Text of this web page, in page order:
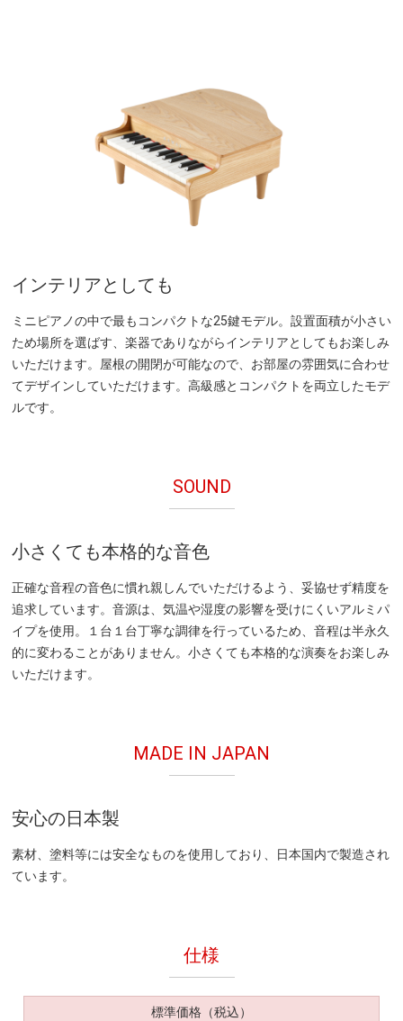
インテリアとしても
ミニピアノの中で最もコンパクトな25鍵モデル。設置面積が小さい
ため場所を選ばす、楽器でありながらインテリアとしてもお楽しみ
いただけます。屋根の開閉が可能なので、お部屋の雰囲気に合わせ
てデザインしていただけます。高級感とコンパクトを両立したモデ
ルです。
SOUND
小さくても本格的な音色
正確な音程の音色に慣れ親しんでいただけるよう、妥協せず精度を
追求しています。音源は、気温や湿度の影響を受けにくいアルミパ
イプを使用。１台１台丁寧な調律を行っているため、音程は半永久
的に変わることがありません。小さくても本格的な演奏をお楽しみ
いただけます。
MADE IN JAPAN
安心の日本製
素材、塗料等には安全なものを使用しており、日本国内で製造され
ています。
仕様
標準価格（税込）